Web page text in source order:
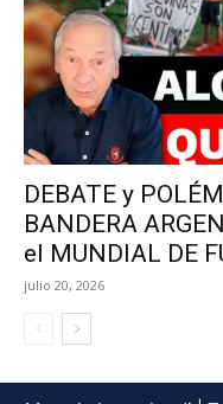
DEBATE y
BANDERA
el MUNDIAL DE
julio 20, 2026